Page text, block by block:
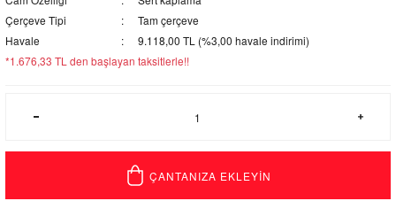
Çerçeve Tipi
Tam çerçeve
Havale
9.118,00 TL (%3,00 havale indirimi)
*1.676,33 TL den başlayan taksitlerle!!
ÇANTANIZA EKLEYİN